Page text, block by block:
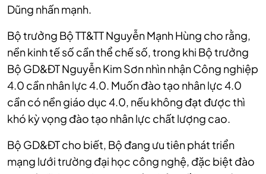
Dũng nhấn mạnh.
Bộ trưởng Bộ TT&TT Nguyễn Mạnh Hùng cho rằng,
nền kinh tế số cần thể chế số, trong khi Bộ trưởng
Bộ GD&ĐT Nguyễn Kim Sơn nhìn nhận Công nghiệp
4.0 cần nhân lực 4.0. Muốn đào tạo nhân lực 4.0
cần có nền giáo dục 4.0, nếu không đạt được thì
khó kỳ vọng đào tạo nhân lực chất lượng cao.
Bộ GD&ĐT cho biết, Bộ đang ưu tiên phát triển
mạng lưới trường đại học công nghệ, đặc biệt đào